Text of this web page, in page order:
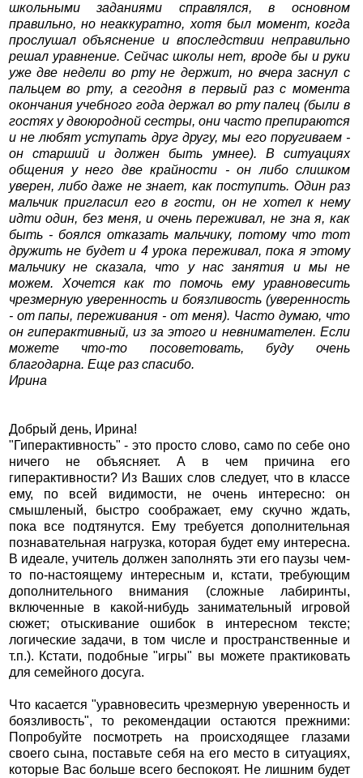
школьными заданиями справлялся, в основном
правильно, но неаккуратно, хотя был момент, когда
прослушал объяснение и впоследствии неправильно
решал уравнение. Сейчас школы нет, вроде бы и руки
уже две недели во рту не держит, но вчера заснул с
пальцем во рту, а сегодня в первый раз с момента
окончания учебного года держал во рту палец (были в
гостях у двоюродной сестры, они часто препираются
и не любят уступать друг другу, мы его поругиваем -
он старший и должен быть умнее). В ситуациях
общения у него две крайности - он либо слишком
уверен, либо даже не знает, как поступить. Один раз
мальчик пригласил его в гости, он не хотел к нему
идти один, без меня, и очень переживал, не зна я, как
быть - боялся отказать мальчику, потому что тот
дружить не будет и 4 урока переживал, пока я этому
мальчику не сказала, что у нас занятия и мы не
можем. Хочется как то помочь ему уравновесить
чрезмерную уверенность и боязливость (уверенность
- от папы, переживания - от меня). Часто думаю, что
он гиперактивный, из за этого и невнимателен. Если
можете что-то посоветовать, буду очень
благодарна. Еще раз спасибо.
Ирина
Добрый день, Ирина!
"Гиперактивность" - это просто слово, само по себе оно
ничего не объясняет. А в чем причина его
гиперактивности? Из Ваших слов следует, что в классе
ему, по всей видимости, не очень интересно: он
смышленый, быстро соображает, ему скучно ждать,
пока все подтянутся. Ему требуется дополнительная
познавательная нагрузка, которая будет ему интересна.
В идеале, учитель должен заполнять эти его паузы чем-
то по-настоящему интересным и, кстати, требующим
дополнительного внимания (сложные лабиринты,
включенные в какой-нибудь занимательный игровой
сюжет; отыскивание ошибок в интересном тексте;
логические задачи, в том числе и пространственные и
т.п.). Кстати, подобные "игры" вы можете практиковать
для семейного досуга.
Что касается "уравновесить чрезмерную уверенность и
боязливость", то рекомендации остаются прежними:
Попробуйте посмотреть на происходящее глазами
своего сына, поставьте себя на его место в ситуациях,
которые Вас больше всего беспокоят. Не лишним будет